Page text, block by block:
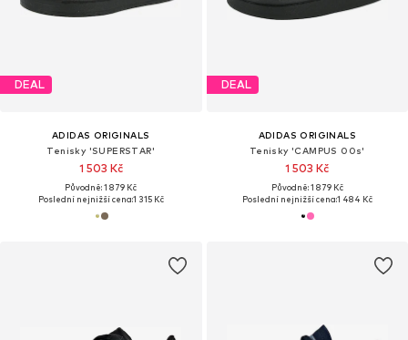
DEAL
ADIDAS ORIGINALS
Tenisky 'SUPERSTAR'
1 503 Kč
Původně: 1 879 Kč
Poslední nejnižší cena:1 315 Kč
DEAL
ADIDAS ORIGINALS
Tenisky 'CAMPUS 00s'
1 503 Kč
Původně: 1 879 Kč
Poslední nejnižší cena:1 484 Kč